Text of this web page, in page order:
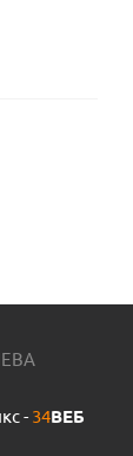
- 34ВЕБ